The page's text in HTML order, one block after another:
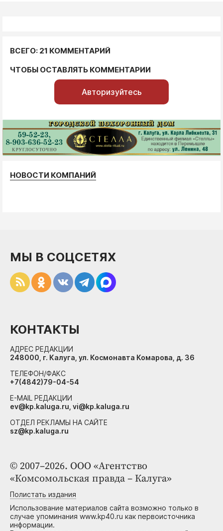
ВСЕГО: 21 КОММЕНТАРИЙ
ЧТОБЫ ОСТАВЛЯТЬ КОММЕНТАРИИ
Авторизуйтесь
НОВОСТИ КОМПАНИЙ
© 2007–2026. ООО «Агентство
«Комсомольская правда – Калуга»
Полистать издания
Использование материалов сайта возможно только в
случае упоминания www.kp40.ru как первоисточника
информации.
МЫ В СОЦСЕТЯХ
КОНТАКТЫ
АДРЕС РЕДАКЦИИ
248000, г. Калуга, ул. Космонавта Комарова, д. 36
ТЕЛЕФОН/ФАКС
+7(4842)79-04-54
E-MAIL РЕДАКЦИИ
ev@kp.kaluga.ru, vi@kp.kaluga.ru
ОТДЕЛ РЕКЛАМЫ НА САЙТЕ
sz@kp.kaluga.ru